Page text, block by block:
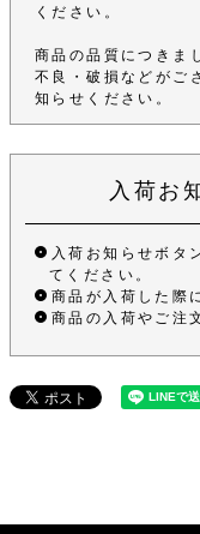
ください。
商品の品質につきま
不良・破損などがご
知らせください。
入荷お
入荷お知らせボタ
てください。
商品が入荷した際
商品の入荷やご注